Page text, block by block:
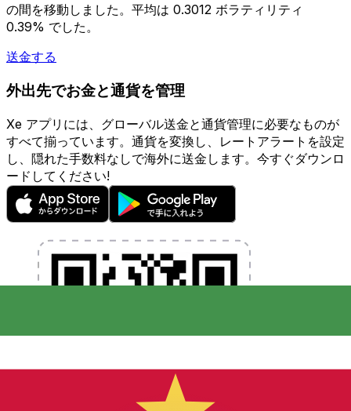
の間を移動しました。平均は 0.3012 ボラティリティ
0.39% でした。
送金する
外出先でお金と通貨を管理
Xe アプリには、グローバル送金と通貨管理に必要なものが
すべて揃っています。通貨を変換し、レートアラートを設定
し、隠れた手数料なしで海外に送金します。今すぐダウンロ
ードしてください!